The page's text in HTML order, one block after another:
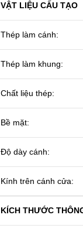
VẬT LIỆU CẤU TẠO
Thép làm cánh:
Thép làm khung:
Chất liệu thép:
Bề mặt:
Độ dày cánh:
Kính trên cánh cửa:
KÍCH THƯỚC